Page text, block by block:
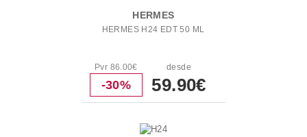
HERMES
HERMES H24 EDT 50 ML
Pvr 86.00€
-30%
desde
59.90€